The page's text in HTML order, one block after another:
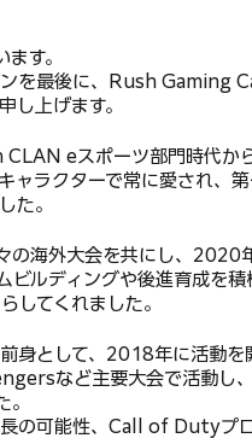
す。
を最後に、Rush Gaming
し上げます。
eスポーツ部門時代か
ャラクターで常に愛され、
た。
海外大会を共にし、2020
ビルディングや後進育成を
してくれました。
として、2018年に活動を
など主要大会で活動し
。
の可能性、Call of Dutyプ